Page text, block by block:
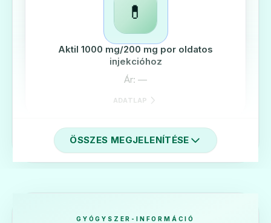
💊
Aktil 1000 mg/200 mg por oldatos
injekcióhoz
Ár: —
ADATLAP
Aktil 250 mg/125 mg filmtabletta
ÖSSZES MEGJELENÍTÉSE
GYÓGYSZER-INFORMÁCIÓ